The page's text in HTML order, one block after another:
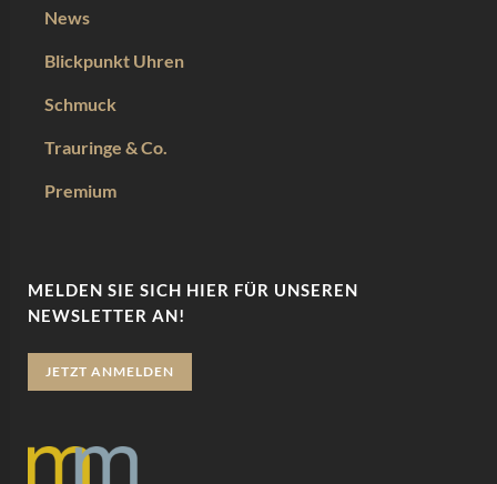
News
Blickpunkt Uhren
Schmuck
Trauringe & Co.
Premium
MELDEN SIE SICH HIER FÜR UNSEREN
NEWSLETTER AN!
JETZT ANMELDEN